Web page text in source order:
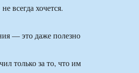
всегда хочется.
— это даже полезно
только за то, что им